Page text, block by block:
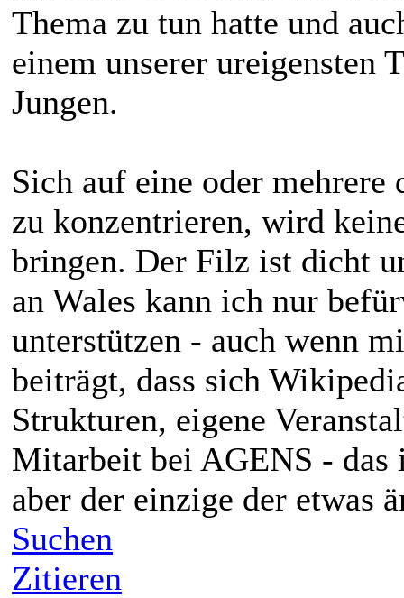
Thema zu tun hatte und
einem unserer ureigensten
Jungen.
Sich auf eine oder
zu konzentrieren, wird
bringen. Der Filz ist dicht
an Wales kann ich nur
unterstützen - auch wenn
beiträgt, dass sich
Strukturen, eigene
Mitarbeit bei AGENS - das
aber der einzige der etwas
Suchen
Zitieren